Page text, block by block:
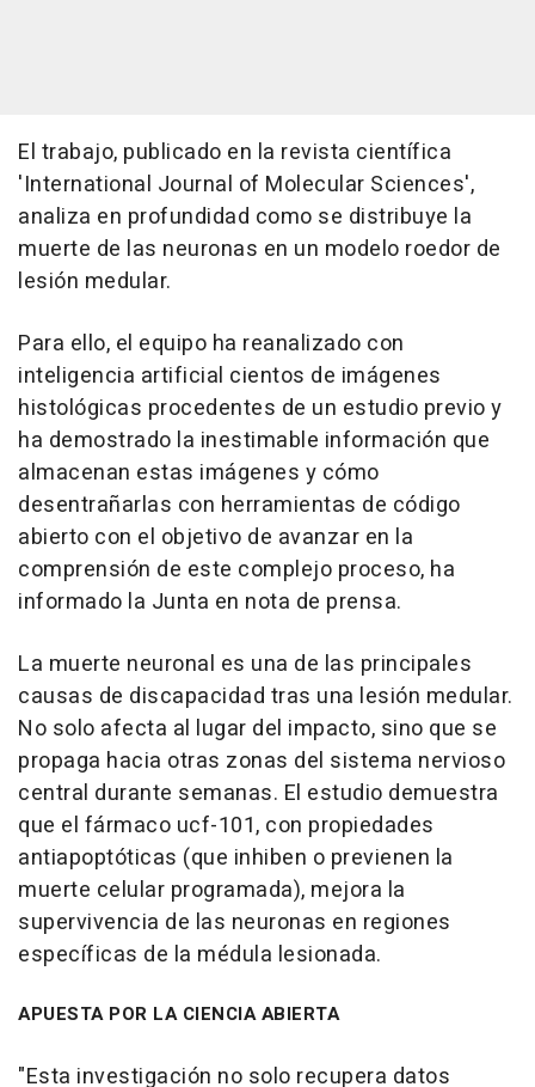
El trabajo, publicado en la revista científica
'International Journal of Molecular Sciences',
analiza en profundidad como se distribuye la
muerte de las neuronas en un modelo roedor de
lesión medular.
Para ello, el equipo ha reanalizado con
inteligencia artificial cientos de imágenes
histológicas procedentes de un estudio previo y
ha demostrado la inestimable información que
almacenan estas imágenes y cómo
desentrañarlas con herramientas de código
abierto con el objetivo de avanzar en la
comprensión de este complejo proceso, ha
informado la Junta en nota de prensa.
La muerte neuronal es una de las principales
causas de discapacidad tras una lesión medular.
No solo afecta al lugar del impacto, sino que se
propaga hacia otras zonas del sistema nervioso
central durante semanas. El estudio demuestra
que el fármaco ucf-101, con propiedades
antiapoptóticas (que inhiben o previenen la
muerte celular programada), mejora la
supervivencia de las neuronas en regiones
específicas de la médula lesionada.
APUESTA POR LA CIENCIA ABIERTA
"Esta investigación no solo recupera datos